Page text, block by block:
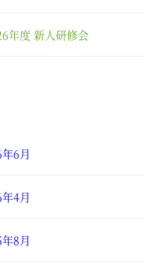
年度 新人研修会
6月
4月
8月